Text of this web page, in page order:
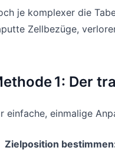
je komplexer die
Zellbezüge,
1: Der
einfache, einmalige
Zielposition